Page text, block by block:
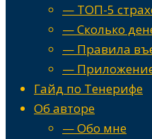
— ТОП-5
— Сколько
— Правила
—
Гайд по Тенерифе
Об авторе
— Обо мне